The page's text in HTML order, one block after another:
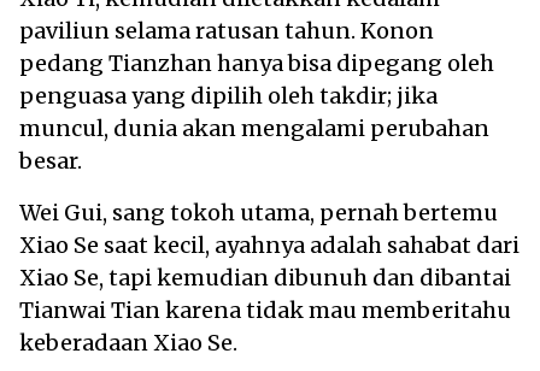
paviliun selama ratusan tahun. Konon
pedang Tianzhan hanya bisa dipegang oleh
penguasa yang dipilih oleh takdir; jika
muncul, dunia akan mengalami perubahan
besar.
Wei Gui, sang tokoh utama, pernah bertemu
Xiao Se saat kecil, ayahnya adalah sahabat dari
Xiao Se, tapi kemudian dibunuh dan dibantai
Tianwai Tian karena tidak mau memberitahu
keberadaan Xiao Se.